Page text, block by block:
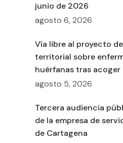
junio de 2026
agosto 6, 2026
Vía libre al proyecto
territorial sobre
huérfanas tras
agosto 5, 2026
Tercera audiencia
de la empresa de
de Cartagena